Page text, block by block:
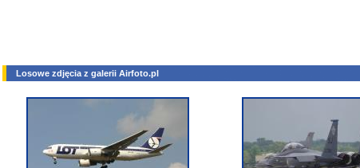
Losowe zdjęcia z galerii Airfoto.pl